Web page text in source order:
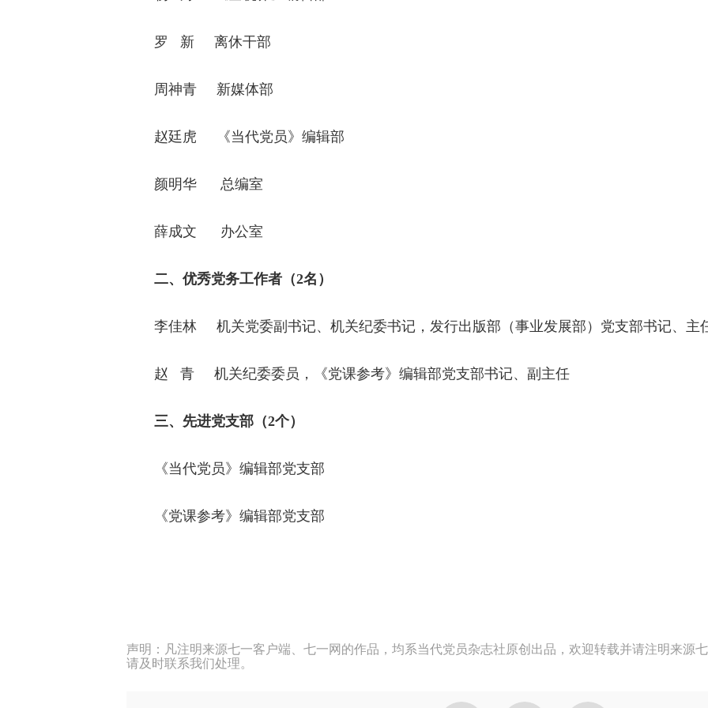
罗 新 离休干部
周神青 新媒体部
赵廷虎 《当代党员》编辑部
颜明华 总编室
薛成文 办公室
二、优秀党务工作者（2名）
李佳林 机关党委副书记、机关纪委书记，发行出版部（事业发展部）党支部书记、主
赵 青 机关纪委委员，《党课参考》编辑部党支部书记、副主任
三、先进党支部（2个）
《当代党员》编辑部党支部
《党课参考》编辑部党支部
声明：凡注明来源七一客户端、七一网的作品，均系当代党员杂志社原创出品，欢迎转载并请注明来源
请及时联系我们处理。